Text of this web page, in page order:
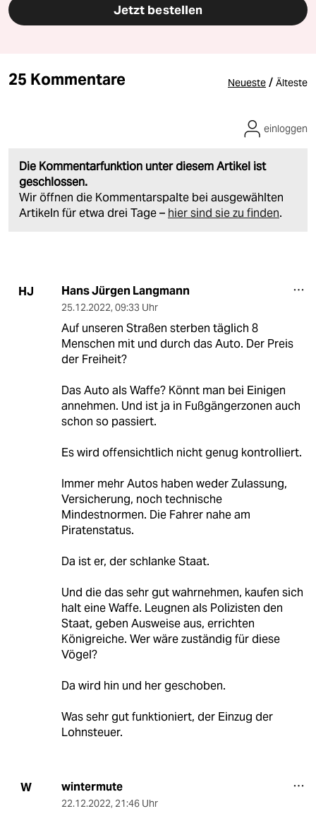
Jetzt bestellen
25 Kommentare Neueste / Älteste
Die Kommentarfunktion unter diesem Artikel ist
geschlossen.
Wir öffnen die Kommentarspalte bei ausgewählten
Artikeln für etwa drei Tage – hier sind sie zu finden.
einloggen
HJ Hans Jürgen Langmann
25.12.2022, 09:33 Uhr
Auf unseren Straßen sterben täglich 8
Menschen mit und durch das Auto. Der Preis
der Freiheit?
Das Auto als Waffe? Könnt man bei Einigen
annehmen. Und ist ja in Fußgängerzonen auch
schon so passiert.
Es wird offensichtlich nicht genug kontrolliert.
Immer mehr Autos haben weder Zulassung,
Versicherung, noch technische
Mindestnormen. Die Fahrer nahe am
Piratenstatus.
Da ist er, der schlanke Staat.
Und die das sehr gut wahrnehmen, kaufen sich
halt eine Waffe. Leugnen als Polizisten den
Staat, geben Ausweise aus, errichten
Königreiche. Wer wäre zuständig für diese
Vögel?
Da wird hin und her geschoben.
Was sehr gut funktioniert, der Einzug der
Lohnsteuer.
W wintermute
22.12.2022, 21:46 Uhr